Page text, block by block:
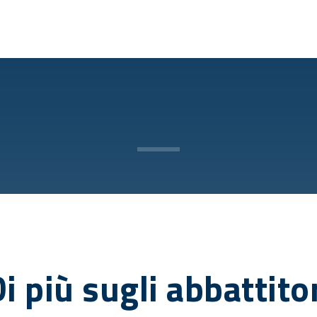
più sugli